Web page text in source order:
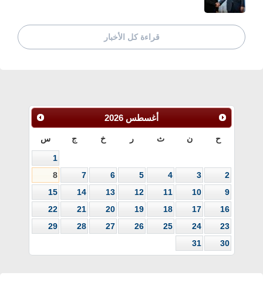
قراءة كل الأخبار
أغسطس 2026
ح ن ث ر خ ج س
1
2
3
4
5
6
7
8
9
10
11
12
13
14
15
16
17
18
19
20
21
22
23
24
25
26
27
28
29
30
31